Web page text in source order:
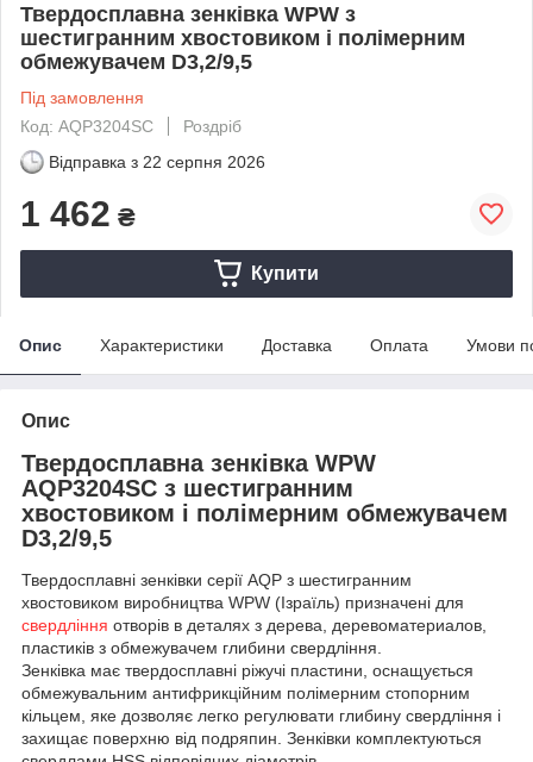
Твердосплавна зенківка WPW з
шестигранним хвостовиком і полімерним
обмежувачем D3,2/9,5
Під замовлення
Код: AQP3204SC
Роздріб
Відправка з 22 серпня 2026
1 462 ₴
Купити
Опис Характеристики Доставка Оплата Умови
Опис
Твердосплавна зенківка WPW
AQP3204SC з шестигранним
хвостовиком і полімерним обмежувачем
D3,2/9,5
Твердосплавні зенківки серії AQP з шестигранним
хвостовиком виробництва WPW (Ізраїль) призначені для
свердління отворів в деталях з дерева, деревоматериалов,
пластиків з обмежувачем глибини свердління.
Зенківка має твердосплавні ріжучі пластини, оснащується
обмежувальним антифрикційним полімерним стопорним
кільцем, яке дозволяє легко регулювати глибину свердління і
захищає поверхню від подряпин. Зенківки комплектуються